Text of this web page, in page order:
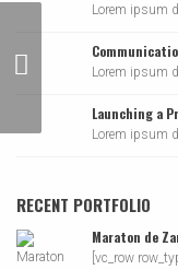
Lorem ipsum
Lorem ipsum
Launching a
Lorem ipsum
RECENT PORTFOLIO
Maraton de
[vc_row
Video Format